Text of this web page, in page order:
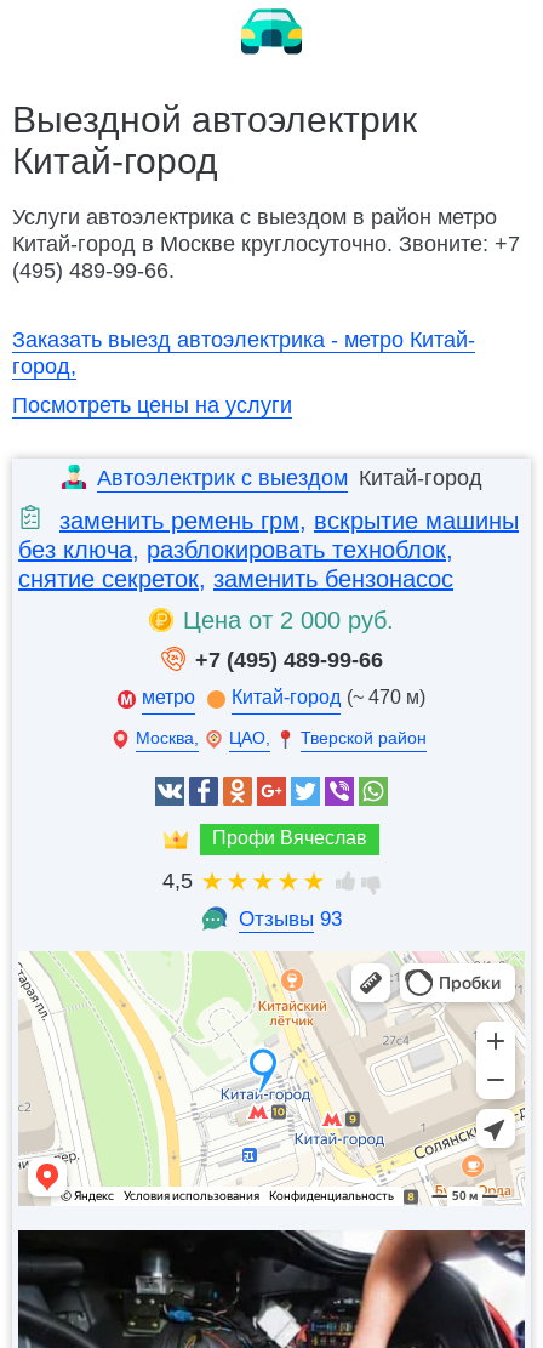
Ремонт электрооборудования
Разблокировать техноблок
Изготовление ключей
Открыть капот
Слить топливо Ремонт замка зажигания
Выездной автоэлектрик
Китай-город
Услуги автоэлектрика с выездом в район метро
Китай-город в Москве круглосуточно. Звоните: +7
(495) 489-99-66.
Заказать выезд автоэлектрика - метро Китай-
город,
Посмотреть цены на услуги
Автоэлектрик с выездом Китай-город
заменить ремень грм, вскрытие машины
без ключа, разблокировать техноблок,
снятие секреток, заменить бензонасос
Цена от 2 000 руб.
+7 (495) 489-99-66
метро Китай-город (~ 470 м)
Москва, ЦАО, Тверской район
Профи Вячеслав
4,5
Отзывы 93